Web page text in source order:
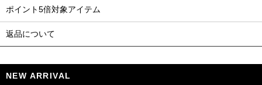
ポイント5倍対象アイテム
返品について
NEW ARRIVAL